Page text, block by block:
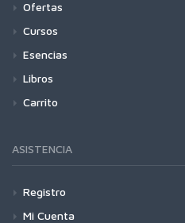
Ofertas
Cursos
Esencias
Libros
Carrito
ASISTENCIA
Registro
Mi Cuenta